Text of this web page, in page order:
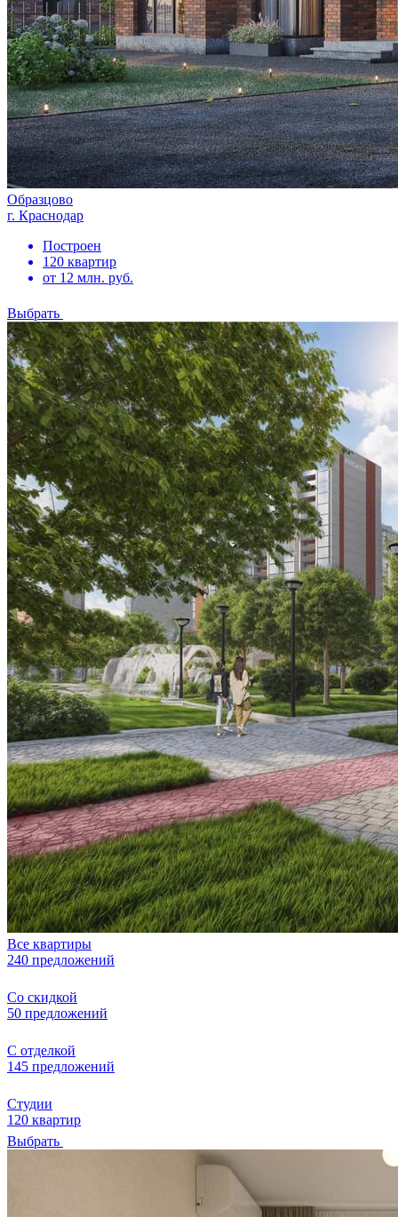
Образцово
г. Краснодар
Построен
120 квартир
от 12 млн. руб.
Выбрать
Все квартиры
240 предложений
Со скидкой
50 предложений
С отделкой
145 предложений
Студии
120 квартир
Выбрать